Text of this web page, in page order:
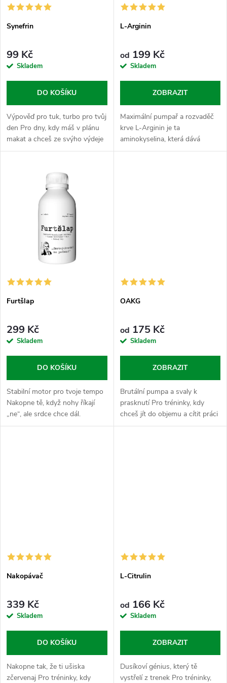
r
o
d
u
k
t
p
o
u
k
Synefrin
99 Kč
Skladem
DO KOŠÍKU
Výpověď pro tuk, turbo pro tvůj
den Pro dny, kdy máš v plánu
makat a chceš ze svýho výdeje
vytřískat maximum. Synefrin je
pomeranče, kterej ti...
L-Arginin
od 199 Kč
Skladem
ZOBRAZIT
Maximální pumpař a rozvaděč
krve L-Arginin je ta
aminokyselina, která dává
tvýmu tělu jasnej signál: „Otevři
Furtšlap
299 Kč
Skladem
DO KOŠÍKU
Stabilní motor pro tvoje tempo
Nakopne tě, když nohy říkají
„ne“, ale srdce chce dál.
Furtšlap je vyladěný kombo
OAKG
od 175 Kč
Skladem
ZOBRAZIT
Brutální pumpa a svaly k
prasknutí Pro tréninky, kdy
chceš jít do objemu a cítit práci
svalů naplno, jako by ti měly
Nakopávač
339 Kč
Skladem
DO KOŠÍKU
Nakopne tak, že ti ušiska
zčervenaj Pro tréninky, kdy
L-Citrulin
od 166 Kč
Skladem
ZOBRAZIT
Dusíkoví génius, který tě
vystřelí z trenek Pro tréninky,